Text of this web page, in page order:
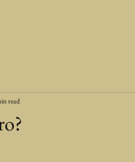
read